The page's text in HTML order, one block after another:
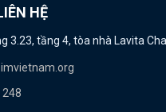
HỆ
3.23, tầng 4, tòa nhà Lavita
248